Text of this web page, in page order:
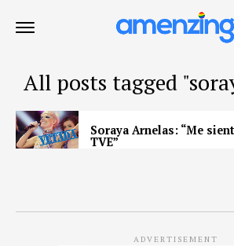
All posts tagged
Soraya Arnelas: “Me
TVE”
ADVERTISEMENT